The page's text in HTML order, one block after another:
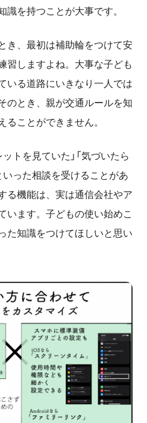
識を持つことが大事です。
き、最初は補助輪をつけて安
習しますよね。大事な子ども
いる道路にいきなり一人では
のとき、親が交通ルールを知
ることができません。
トを見ていた」「気づいたら
いった相談を受けることがあ
る機能は、実は通信会社やア
います。子どもの使い始めこ
た知識をつけてほしいと思い